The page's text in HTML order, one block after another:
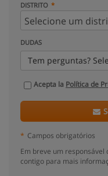
DISTRITO
DUDAS
Tem perguntas?
Acepta la Política de
* Campos obrigatórios
Em breve um
contigo para mais